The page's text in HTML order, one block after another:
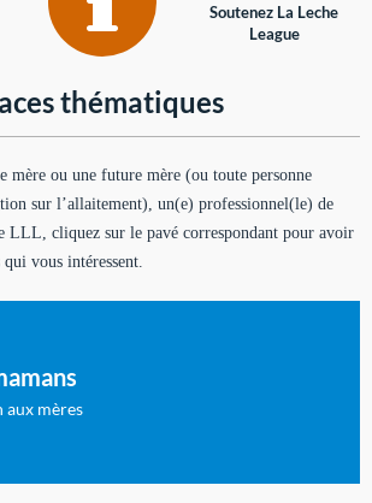
Soutenez La Leche
League
thématiques
mère ou une future mère (ou toute personne
sur l’allaitement), un(e) professionnel(le) de
LLL, cliquez sur le pavé correspondant pour avoir
vous intéressent.
aux mères
: toutes les rubriques qui